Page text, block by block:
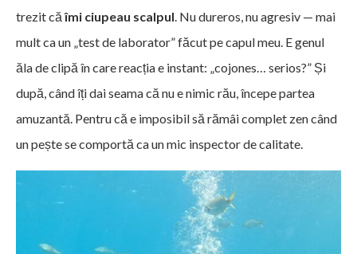
trezit căîmi ciupeau scalpul. Nu dureros, nu agresiv — mai
mult ca un „test de laborator” făcut pe capul meu. E genul
ăla de clipă în care reacția e instant: „cojones… serios?” Și
după, când îți dai seama că nu e nimic rău, începe partea
amuzantă. Pentru că e imposibil să rămâi complet zen când
un pește se comportă ca un mic inspector de calitate.